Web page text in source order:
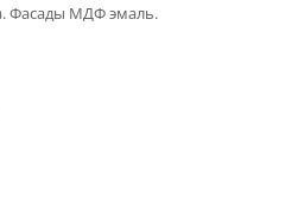
Фасады МДФ эмаль.